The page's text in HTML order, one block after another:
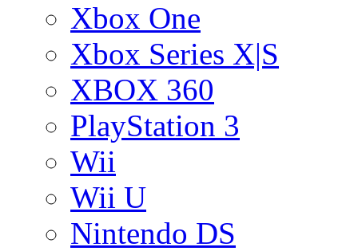
Xbox One
Xbox Series X|S
XBOX 360
PlayStation 3
Wii
Wii U
Nintendo DS